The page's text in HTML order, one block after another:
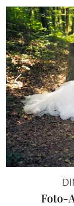
Vorheriges
Foto-